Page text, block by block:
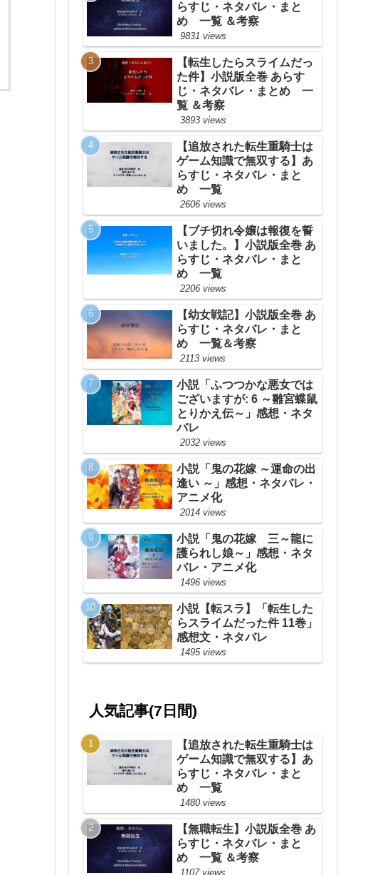
らすじ・ネタバレ・まと
め 一覧 ＆考察
9831 views
【転生したらスライムだっ
た件】小説版全巻 あらす
じ・ネタバレ・まとめ 一
覧 ＆考察
3893 views
【追放された転生重騎士は
ゲーム知識で無双する】あ
らすじ・ネタバレ・まと
め 一覧
2606 views
【ブチ切れ令嬢は報復を誓
いました。】小説版全巻 あ
らすじ・ネタバレ・まと
め 一覧
2206 views
【幼女戦記】小説版全巻 あ
らすじ・ネタバレ・まと
め 一覧＆考察
2113 views
小説「ふつつかな悪女では
ございますが: 6 ～雛宮蝶鼠
とりかえ伝～」感想・ネタ
バレ
2032 views
小説「鬼の花嫁 ～運命の出
逢い ～」感想・ネタバレ・
アニメ化
2014 views
小説「鬼の花嫁 三～龍に
護られし娘～」感想・ネタ
バレ・アニメ化
1496 views
小説【転スラ】「転生した
らスライムだった件 11巻」
感想文・ネタバレ
1495 views
人気記事(7日間)
【追放された転生重騎士は
ゲーム知識で無双する】あ
らすじ・ネタバレ・まと
め 一覧
1480 views
【無職転生】小説版全巻 あ
らすじ・ネタバレ・まと
め 一覧 ＆考察
1107 views